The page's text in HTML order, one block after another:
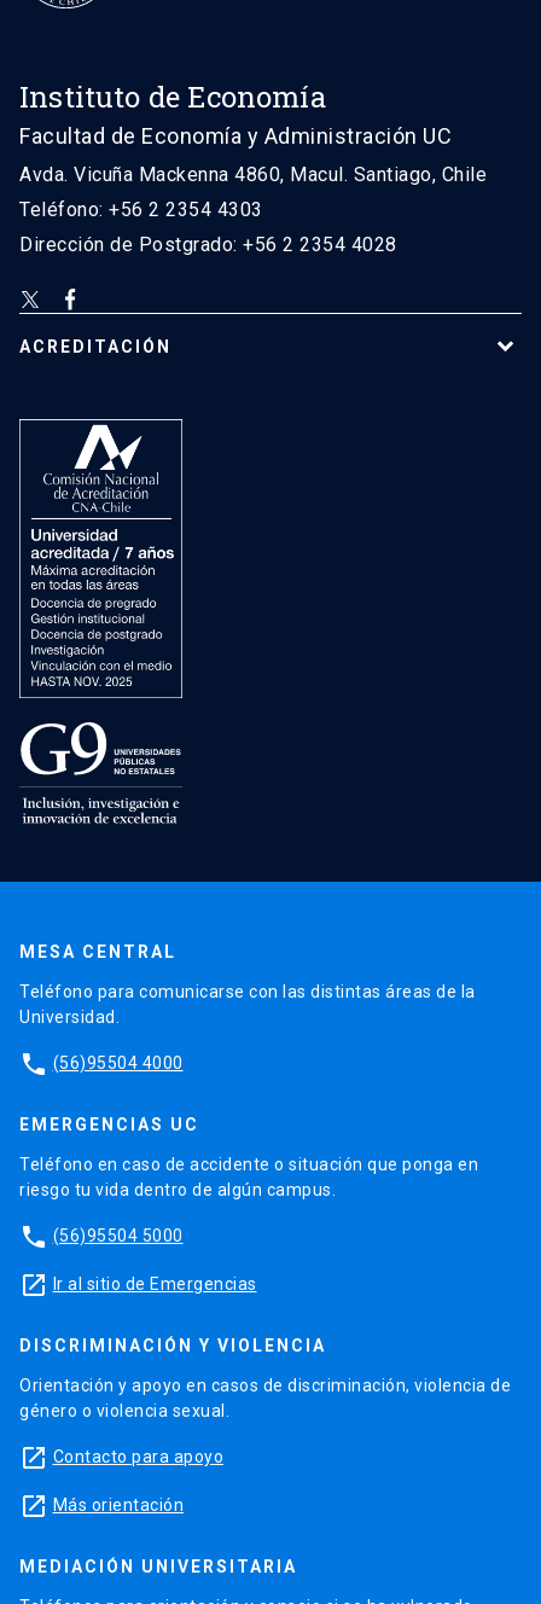
Instituto de Economía
Facultad de Economía y Administración UC
Avda. Vicuña Mackenna 4860, Macul. Santiago, Chile
Teléfono: +56 2 2354 4303
Dirección de Postgrado: +56 2 2354 4028
ACREDITACIÓN
MESA CENTRAL
Teléfono para comunicarse con las distintas áreas de la
Universidad.
phone (56)95504 4000
EMERGENCIAS UC
Teléfono en caso de accidente o situación que ponga en
riesgo tu vida dentro de algún campus.
phone (56)95504 5000
launch Ir al sitio de Emergencias
DISCRIMINACIÓN Y VIOLENCIA
Orientación y apoyo en casos de discriminación, violencia de
género o violencia sexual.
launch Contacto para apoyo
launch Más orientación
MEDIACIÓN UNIVERSITARIA